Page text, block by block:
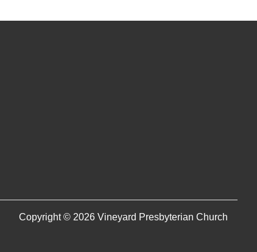
Copyright © 2026 Vineyard Presbyterian Church